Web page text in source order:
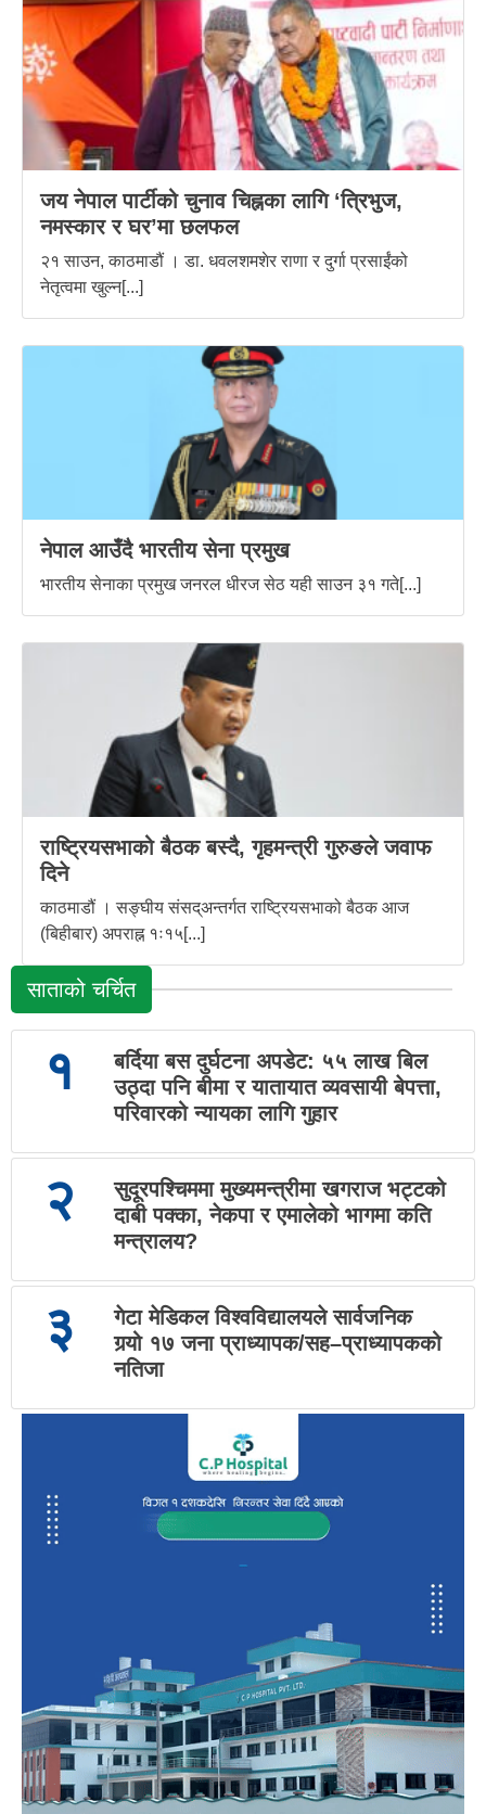
जय नेपाल पार्टीको चुनाव चिह्नका लागि ‘त्रिभुज,
नमस्कार र घर’मा छलफल
२१ साउन, काठमाडौं । डा. धवलशमशेर राणा र दुर्गा प्रसाईंको
नेतृत्वमा खुल्न[...]
नेपाल आउँदै भारतीय सेना प्रमुख
भारतीय सेनाका प्रमुख जनरल धीरज सेठ यही साउन ३१ गते[...]
राष्ट्रियसभाको बैठक बस्दै, गृहमन्त्री गुरुङले जवाफ
दिने
काठमाडौं । सङ्घीय संसद्अन्तर्गत राष्ट्रियसभाको बैठक आज
(बिहीबार) अपराह्न १ः१५[...]
साताको चर्चित
१
बर्दिया बस दुर्घटना अपडेट: ५५ लाख बिल
उठ्दा पनि बीमा र यातायात व्यवसायी बेपत्ता,
परिवारको न्यायका लागि गुहार
२
सुदूरपश्चिममा मुख्यमन्त्रीमा खगराज भट्टको
दाबी पक्का, नेकपा र एमालेको भागमा कति
मन्त्रालय?
३
गेटा मेडिकल विश्वविद्यालयले सार्वजनिक
गर्‍यो १७ जना प्राध्यापक/सह–प्राध्यापकको
नतिजा